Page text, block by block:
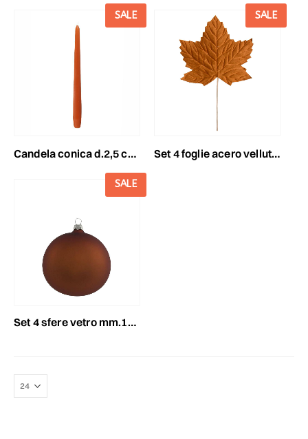
SALE
candela conica d.2,5 cmh.25 cm -250/25- conf. pz.12 cognac
SALE
set 4 foglie acero velluto conf.pz.3 cognac
SALE
set 4 sfere vetro mm.100 cognac satinato